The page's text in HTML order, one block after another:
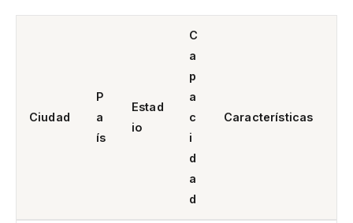
Ciudad
P
a
ís
Estad
io
C
a
p
a
c
i
d
a
d
Características